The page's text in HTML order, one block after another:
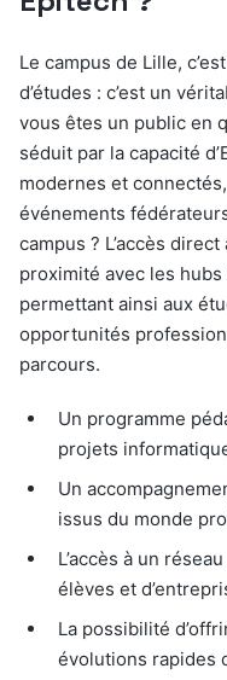
Le campus de Lille,
d’études : c’est un
vous êtes un public en
séduit par la capacité
modernes et
événements
campus ? L’accès
proximité avec les
permettant ainsi aux
opportunités
parcours.
Un programme
projets
Un
issus du monde
L’accès à un
élèves et
La possibilité
évolutions rapides